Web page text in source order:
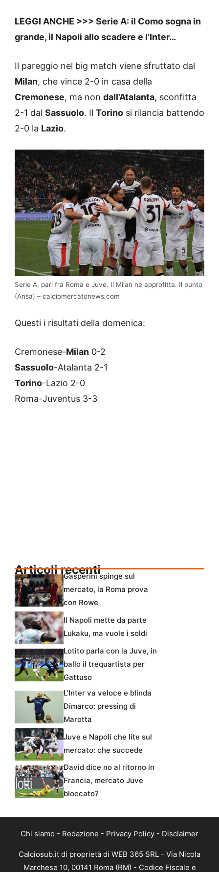
LEGGI ANCHE >>> Serie A: il Como sogna in
grande, il Napoli allo scadere e l’Inter…
Il pareggio nel big match viene sfruttato dal
Milan, che vince 2-0 in casa della
Cremonese, ma non dall’Atalanta, sconfitta
2-1 dal Sassuolo. Il Torino si rilancia battendo
2-0 la Lazio.
Serie A, pari fra Roma e Juve. Il Milan ne approfitta. Il punto
(Ansa) – calciomercatonews.com
Questi i risultati della domenica:
Cremonese-Milan 0-2
Sassuolo-Atalanta 2-1
Torino-Lazio 2-0
Roma-Juventus 3-3
Articoli recenti
Gasperini spinge sul
mercato, la Roma prova
con Rowe
Il Napoli mette da parte
Lukaku, ma vuole i soldi
Lotito parla con la Juve, in
ballo il trequartista per
Gattuso
L’Inter va veloce e blinda
Dimarco: pressing di
Marotta
Juve e Napoli che lite sul
mercato: che succede
David dice no al ritorno in
Francia, mercato Juve
bloccato?
Chi siamo - Redazione - Privacy Policy - Disclaimer
Calciosub.it di proprietà di WEB 365 SRL - Via Nicola
Marchese 10, 00141 Roma (RM) - Codice Fiscale e